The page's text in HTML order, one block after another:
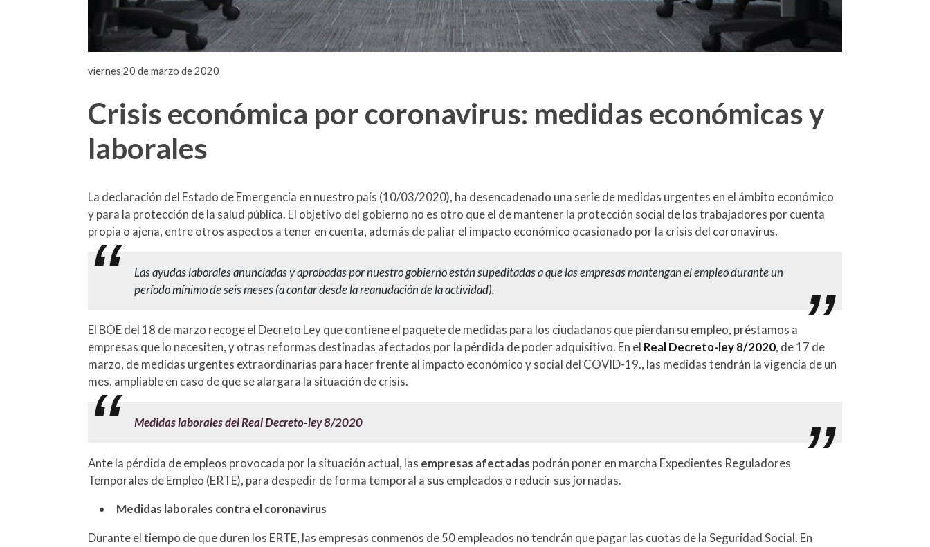
viernes 20 de marzo de 2020
Crisis económica por coronavirus: medidas económicas y
laborales
La declaración del Estado de Emergencia en nuestro país (10/03/2020), ha desencadenado una serie de medidas urgentes en el ámbito económico
y para la protección de la salud pública. El objetivo del gobierno no es otro que el de mantener la protección social de los trabajadores por cuenta
propia o ajena, entre otros aspectos a tener en cuenta, además de paliar el impacto económico ocasionado por la crisis del coronavirus.
Las ayudas laborales anunciadas y aprobadas por nuestro gobierno están supeditadas a que las empresas mantengan el empleo durante un
período mínimo de seis meses (a contar desde la reanudación de la actividad).
El BOE del 18 de marzo recoge el Decreto Ley que contiene el paquete de medidas para los ciudadanos que pierdan su empleo, préstamos a
empresas que lo necesiten, y otras reformas destinadas afectados por la pérdida de poder adquisitivo. En el Real Decreto-ley 8/2020, de 17 de
marzo, de medidas urgentes extraordinarias para hacer frente al impacto económico y social del COVID-19., las medidas tendrán la vigencia de un
mes, ampliable en caso de que se alargara la situación de crisis.
Medidas laborales del Real Decreto-ley 8/2020
Ante la pérdida de empleos provocada por la situación actual, las empresas afectadas podrán poner en marcha Expedientes Reguladores
Temporales de Empleo (ERTE), para despedir de forma temporal a sus empleados o reducir sus jornadas.
Medidas laborales contra el coronavirus
Durante el tiempo de que duren los ERTE, las empresas conmenos de 50 empleados no tendrán que pagar las cuotas de la Seguridad Social. En